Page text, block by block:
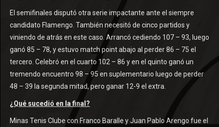
El semifinales disputó otra serie impactante ante el siempre
candidato Flamengo. También necesitó de cinco partidos y
viniendo de atrás en este caso. Arrancó cediendo 107 – 93, luego
ganó 85 – 78, y estuvo match point abajo al perder 86 – 75 el
tercero. Celebró en el cuarto 102 – 86 y en el quinto ganó un
tremendo encuentro 98 – 95 en suplementario luego de perder
48 – 39 la segunda mitad, pero ganar 12-9 el extra.
¿Qué sucedió en la final?
Minas Tenis Clube con Franco Baralle y Juan Pablo Arengo fue el